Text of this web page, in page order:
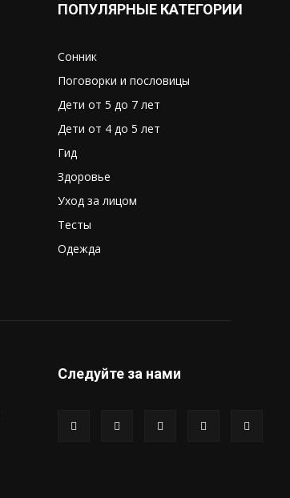
ПОПУЛЯРНЫЕ КАТЕГОРИИ
Сонник
Поговорки и пословицы
Дети от 5 до 7 лет
Дети от 4 до 5 лет
Гид
Здоровье
Уход за лицом
Тесты
Одежда
Следуйте за нами